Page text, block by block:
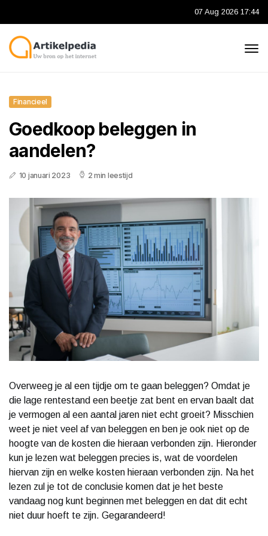
07 Aug 2026 17:44
Financieel
Goedkoop beleggen in
aandelen?
10 januari 2023 2 min leestijd
Overweeg je al een tijdje om te gaan beleggen? Omdat je
die lage rentestand een beetje zat bent en ervan baalt dat
je vermogen al een aantal jaren niet echt groeit? Misschien
weet je niet veel af van beleggen en ben je ook niet op de
hoogte van de kosten die hieraan verbonden zijn. Hieronder
kun je lezen wat beleggen precies is, wat de voordelen
hiervan zijn en welke kosten hieraan verbonden zijn. Na het
lezen zul je tot de conclusie komen dat je het beste
vandaag nog kunt beginnen met beleggen en dat dit echt
niet duur hoeft te zijn. Gegarandeerd!